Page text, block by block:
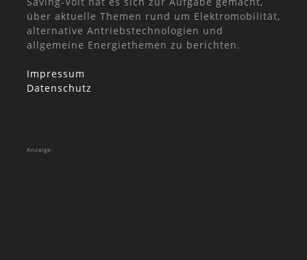
über aktuelle Themen rund um Elektromobilität,
alternative Antriebstechnologien und
allgemeine Energiethemen zu berichten.
Impressum
Datenschutz
Anzeige: